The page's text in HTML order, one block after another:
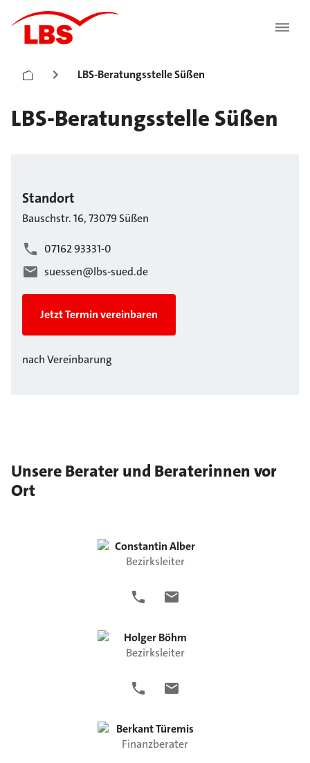
LBS-Beratungsstelle Süßen
LBS-Beratungsstelle Süßen
Standort
Bauschstr.16,73079Süßen
07162 93331-0
suessen@lbs-sued.de
Jetzt Termin vereinbaren
nach Vereinbarung
Unsere Berater und Beraterinnen vor
Ort
ConstantinAlber
Bezirksleiter
Holger Böhm
Bezirksleiter
BerkantTüremis
Finanzberater